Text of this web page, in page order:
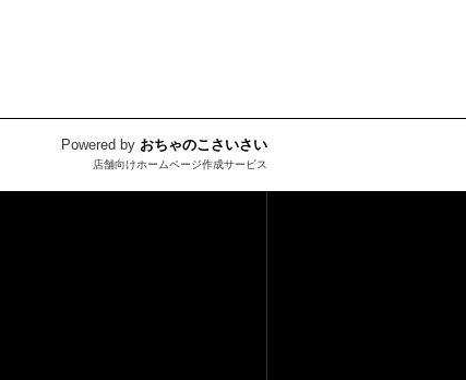
Powered by おちゃのこさいさい
店舗向けホームページ作成サービス